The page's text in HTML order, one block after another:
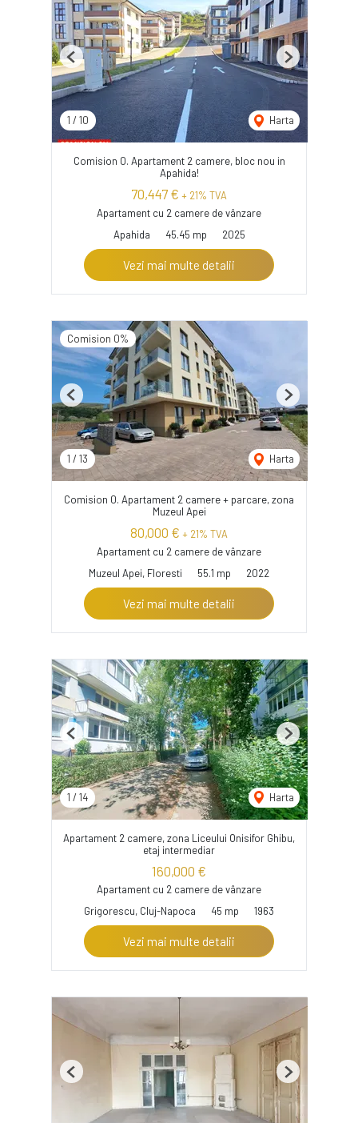
1 / 10 Harta
Previous Next
Comision 0. Apartament 2 camere, bloc nou in
Apahida!
70,447 € + 21% TVA
Apartament cu 2 camere de vânzare
Apahida
45.45 mp 2025
Vezi mai multe detalii
Comision 0%
1 / 13 Harta
Previous Next
Comision 0. Apartament 2 camere + parcare, zona
Muzeul Apei
80,000 € + 21% TVA
Apartament cu 2 camere de vânzare
Muzeul Apei, Floresti
55.1 mp 2022
Vezi mai multe detalii
1 / 14 Harta
Previous Next
Apartament 2 camere, zona Liceului Onisifor Ghibu,
etaj intermediar
160,000 €
Apartament cu 2 camere de vânzare
Grigorescu, Cluj-Napoca
45 mp 1963
Vezi mai multe detalii
Previous Next